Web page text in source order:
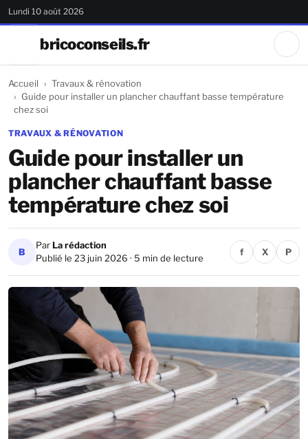
Lundi 10 août 2026
bricoconseils.fr
Accueil
Travaux & rénovation
Guide pour installer un plancher chauffant basse température
chez soi
TRAVAUX & RÉNOVATION
Guide pour installer un
plancher chauffant basse
température chez soi
B
Par La rédaction
Publié le 23 juin 2026 · 5 min de lecture
f X P